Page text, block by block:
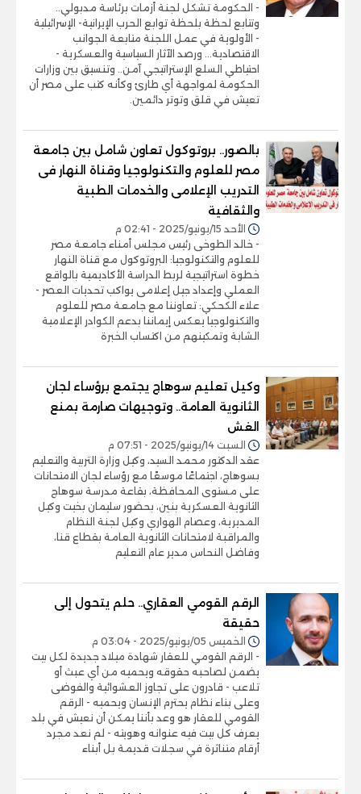
- الحكومة تشكل لجنة أزمات برئاسة مدبولي..
وتتابع لحظة بلحظة توابع الحرب الإيرانية- الإسرائيلية
- الأولوية في عمل اللجنة متابعة الجوانب
الاقتصادية... ورصد الآثار السياسية والعسكرية -
احتياطي السلع الإستراتيجي آمن.. وتنسيق بين وزارات
الحكومة لمواجهة أي طارئ وكأنه كتب على مصر أن
تعيش في قلق وتوتر دائمين.
بالصور.. بروتوكول تعاون شامل بين جامعة
مصر للعلوم والتكنولوجيا وقناة النهار فى
التدريب الإعلامى والخدمات الطبية
والثقافية
الأحد 15/يونيو/2025 - 02:41 م
- خالد الطوخى رئيس مجلس أمناء جامعة مصر
للعلوم والتكنولوجيا: البروتوكول مع قناة النهار
خطوة استراتيجية لربط الدراسة الأكاديمية بالواقع
العملي وإعداد جيل إعلامى يواكب تحديات العصر -
علاء الكحكي: تعاوننا مع جامعة مصر للعلوم
والتكنولوجيا يعكس إيماننا بدعم الكوادر الإعلامية
الشابة وتمكينهم من اكتساب الخبرة
وكيل تعليم سوهاج يجتمع برؤساء لجان
الثانوية العامة.. وتوجيهات صارمة بمنع
الغش
السبت 14/يونيو/2025 - 07:51 م
عقد الدكتور محمد السيد، وكيل وزارة التربية والتعليم
بسوهاج، اجتماعًا موسعًا مع رؤساء لجان الامتحانات
على مستوى المحافظة، بقاعة مدرسة سوهاج
الثانوية العسكرية بنين، بحضور سليمان بخيت وكيل
المديرية، وعصام الهواري وكيل لجنة النظام
والمراقبة لامتحانات الثانوية العامة بقطاع قنا،
وفاضل النحاس مدير عام التعليم
الرقم القومي العقاري.. حلم يتحول إلى
حقيقة
الخميس 05/يونيو/2025 - 03:04 م
- الرقم القومي للعقار شهادة ميلاد جديدة لكل بيت
يضمن لصاحبه حقوقه ويحميه من أي عبث أو
تلاعب - قادرون على تجاوز العشوائية والفوضى
وعلى بناء نظام يحترم الإنسان ويحميه - الرقم
القومي للعقار هو وعد بأننا يمكن أن نعيش في بلد
يعرف كل بيت فيه عنوانه وهويته - لم نعد مجرد
أرقام متناثرة في سجلات قديمة بل أبناء